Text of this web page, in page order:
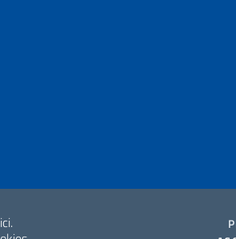
2026 Copyright Ministero